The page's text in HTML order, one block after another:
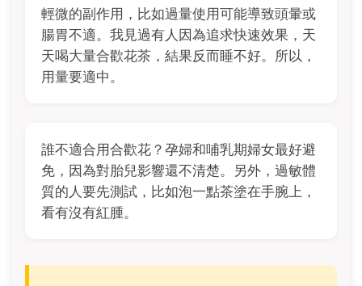
輕微的副作用，比如過量使用可能導致頭暈或
腸胃不適。我見過有人因為追求快速效果，天
天喝大量合歡花茶，結果反而睡不好。所以，
用量要適中。
誰不適合用合歡花？孕婦和哺乳期婦女最好避
免，因為對胎兒影響還不清楚。另外，過敏體
質的人要先測試，比如泡一點茶塗在手腕上，
看有沒有紅腫。